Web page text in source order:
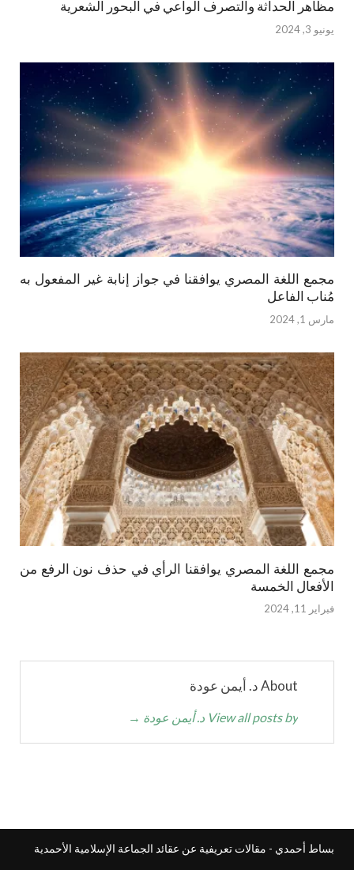
مظاهر الحداثة والتصرف الواعي في البحور الشعرية
يونيو 3, 2024
مجمع اللغة المصري يوافقنا في جواز إنابة غير المفعول به
مُناب الفاعل
مارس 1, 2024
مجمع اللغة المصري يوافقنا الرأي في حذف نون الرفع من
الأفعال الخمسة
فبراير 11, 2024
About د. أيمن عودة
View all posts by د. أيمن عودة →
بساط أحمدي - مقالات تعريفية عن عقائد الجماعة الإسلامية الأحمدية